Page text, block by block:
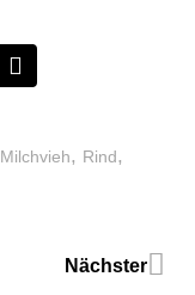
Milchvieh, Rind,
Nächster